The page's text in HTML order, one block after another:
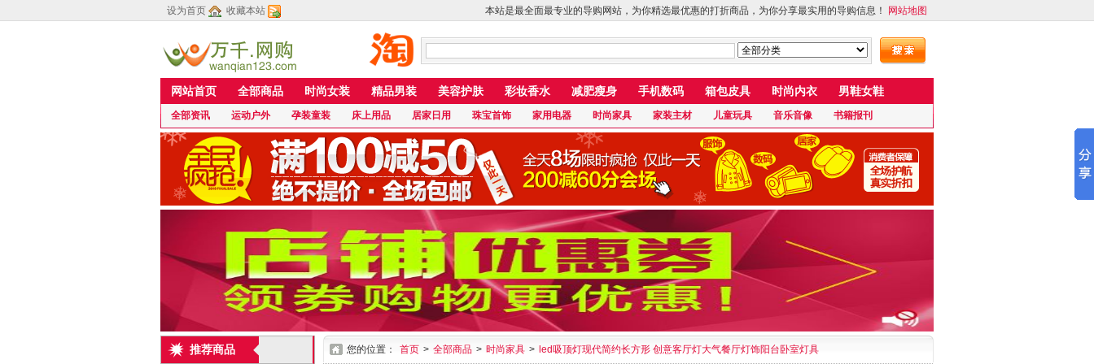
设为首页 收藏本站 本站是最全面最专业的导购网站，为你精选最优惠的打折商品，为你分享最实用的导购信息！ 网站地图
网站首页 全部商品 时尚女装 精品男装 美容护肤 彩妆香水 减肥瘦身 手机数码 箱包皮具 时尚内衣 男鞋女鞋
全部资讯 运动户外 孕装童装 床上用品 居家日用 珠宝首饰 家用电器 时尚家具 家装主材 儿童玩具 音乐音像 书籍报刊
推荐商品 您的位置： 首页 > 全部商品 > 时尚家具 > led吸顶灯现代简约长方形 创意客厅灯大气餐厅灯饰阳台卧室灯具